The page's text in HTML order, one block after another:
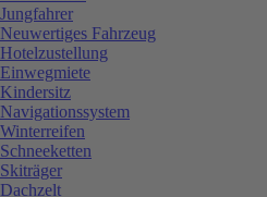
Jungfahrer
Neuwertiges Fahrzeug
Hotelzustellung
Einwegmiete
Kindersitz
Navigationssystem
Winterreifen
Schneeketten
Skiträger
Dachzelt